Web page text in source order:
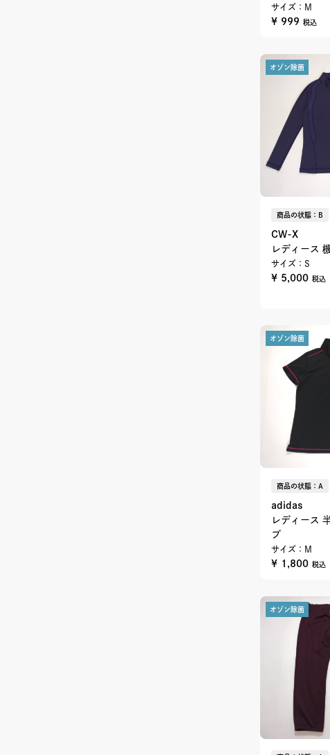
サイズ：M
¥ 999 税込
オゾン除菌
商品の状態：B
CW-X
レディース
サイズ：S
¥ 5,000 税込
オゾン除菌
商品の状態：A
adidas
レディース
プ
サイズ：M
¥ 1,800 税込
オゾン除菌